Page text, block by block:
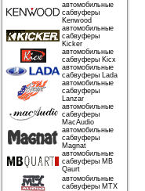
автомобильные
сабвуферы
Kenwood
автомобильные
сабвуферы
Kicker
автомобильные
сабвуферы Kicx
автомобильные
сабвуферы Lada
автомобильные
сабвуферы
Lanzar
автомобильные
сабвуферы
MacAudio
автомобильные
сабвуферы
Magnat
автомобильные
сабвуферы MB
Qaurt
автомобильные
сабвуферы MTX